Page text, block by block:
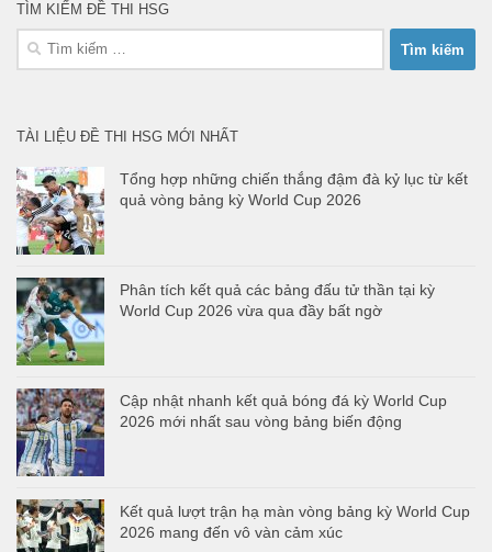
TÌM KIẾM ĐỀ THI HSG
Tìm
TÀI LIỆU ĐỀ THI HSG MỚI NHẤT
Tổng hợp những chiến thắng đậm đà kỷ lục từ kết
quả vòng bảng kỳ World Cup 2026
Phân tích kết quả các bảng đấu tử thần tại kỳ
World Cup 2026 vừa qua đầy bất ngờ
Cập nhật nhanh kết quả bóng đá kỳ World Cup
2026 mới nhất sau vòng bảng biến động
Kết quả lượt trận hạ màn vòng bảng kỳ World Cup
2026 mang đến vô vàn cảm xúc